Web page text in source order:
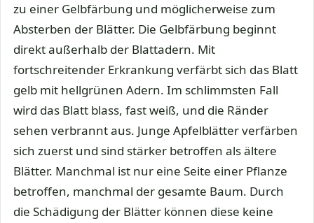
zu einer Gelbfärbung und möglicherweise zum
Absterben der Blätter. Die Gelbfärbung beginnt
direkt außerhalb der Blattadern. Mit
fortschreitender Erkrankung verfärbt sich das Blatt
gelb mit hellgrünen Adern. Im schlimmsten Fall
wird das Blatt blass, fast weiß, und die Ränder
sehen verbrannt aus. Junge Apfelblätter verfärben
sich zuerst und sind stärker betroffen als ältere
Blätter. Manchmal ist nur eine Seite einer Pflanze
betroffen, manchmal der gesamte Baum. Durch
die Schädigung der Blätter können diese keine